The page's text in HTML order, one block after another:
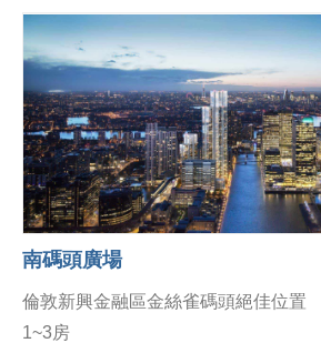
南碼頭廣場
倫敦新興金融區金絲雀碼頭絕佳位置
1~3房